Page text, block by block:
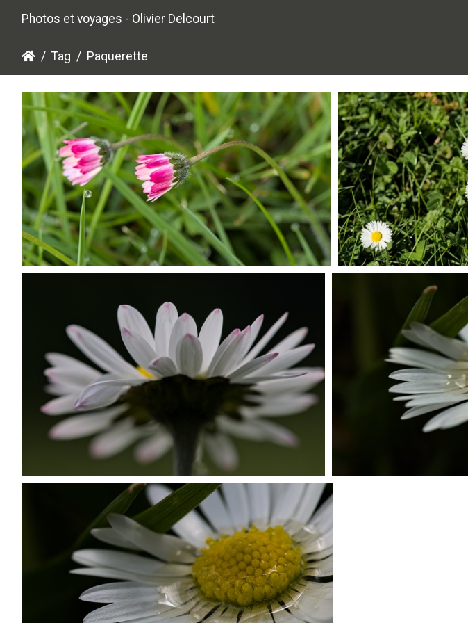
Photos et voyages - Olivier Delcourt
Tag Paquerette
P4104382